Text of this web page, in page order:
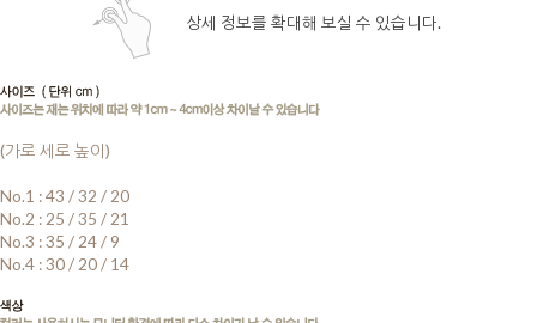
상세 정보를 확대해 보실 수 있습니다.
(가로 세로 높이)
No.1 : 43 / 32 / 20
No.2 : 25 / 35 / 21
No.3 : 35 / 24 / 9
No.4 : 30 / 20 / 14